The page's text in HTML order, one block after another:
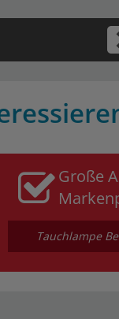
Große
Tauchlampe